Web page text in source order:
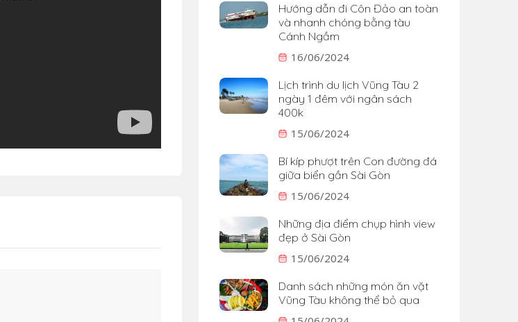
Hướng dẫn đi Côn Đảo an toàn
và nhanh chóng bằng tàu
Cánh Ngầm
16/06/2024
Lịch trình du lịch Vũng Tàu 2
ngày 1 đêm với ngân sách
400k
15/06/2024
Bí kíp phượt trên Con đường đá
giữa biển gần Sài Gòn
15/06/2024
Những địa điểm chụp hình view
đẹp ở Sài Gòn
15/06/2024
Danh sách những món ăn vặt
Vũng Tàu không thể bỏ qua